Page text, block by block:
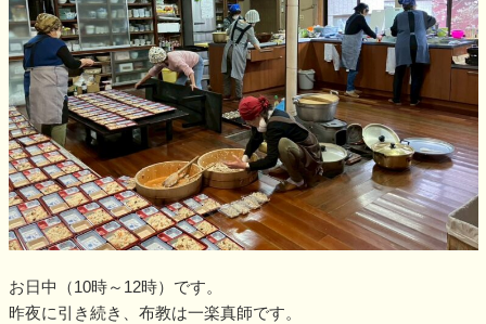
お日中（10時～12時）です。
昨夜に引き続き、布教は一楽真師です。